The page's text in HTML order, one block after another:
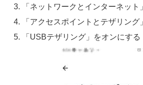
「ネットワークとインターネット
「アクセスポイントとテザリング
「USBテザリング」をオンにする